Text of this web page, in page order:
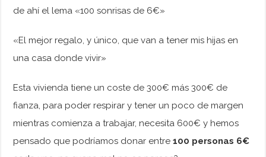
de ahí el lema «100 sonrisas de 6€»
«El mejor regalo, y único, que van a tener mis hijas en
una casa donde vivir»
Esta vivienda tiene un coste de 300€ más 300€ de
fianza, para poder respirar y tener un poco de margen
mientras comienza a trabajar, necesita 600€ y hemos
pensado que podríamos donar entre100 personas 6€